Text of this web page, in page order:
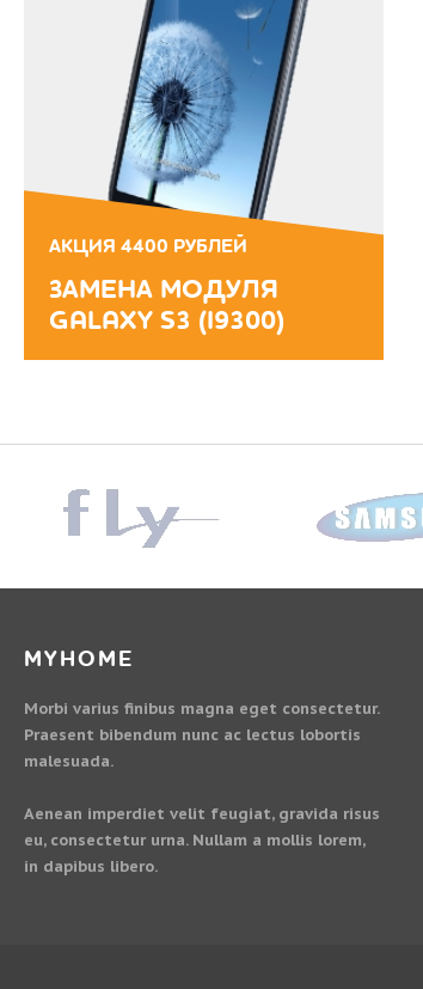
АКЦИЯ 4400 РУБЛЕЙ
ЗАМЕНА МОДУЛЯ
GALAXY S3 (I9300)
MYHOME
Morbi varius finibus magna eget consectetur.
Praesent bibendum nunc ac lectus lobortis
malesuada.
Aenean imperdiet velit feugiat, gravida risus
eu, consectetur urna. Nullam a mollis lorem,
in dapibus libero.